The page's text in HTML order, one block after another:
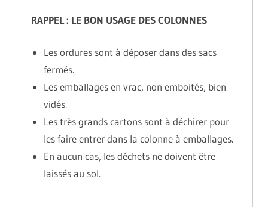
RAPPEL : LE BON USAGE DES COLONNES
Les ordures sont à déposer dans des sacs
fermés.
Les emballages en vrac, non emboités, bien
vidés.
Les très grands cartons sont à déchirer pour
les faire entrer dans la colonne à emballages.
En aucun cas, les déchets ne doivent être
laissés au sol.